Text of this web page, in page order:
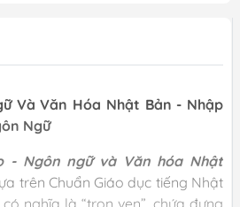
Và Văn Hóa Nhật Bản - Nhập
Ngữ
- Ngôn ngữ và Văn hóa Nhật
trên Chuẩn Giáo dục tiếng Nhật